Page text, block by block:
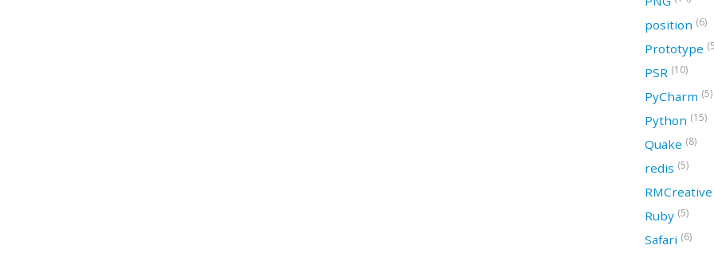
position (6)
Prototype
PSR (10)
PyCharm (5)
Python (15)
Quake (8)
redis (5)
RMCreative
Ruby (5)
Safari (6)